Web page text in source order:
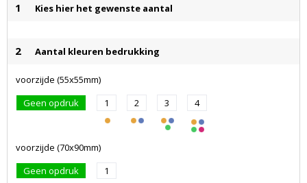
1 Kies hier het gewenste aantal
2 Aantal kleuren bedrukking
voorzijde (55x55mm)
Geen opdruk
1 2 3 4
voorzijde (70x90mm)
Geen opdruk
1